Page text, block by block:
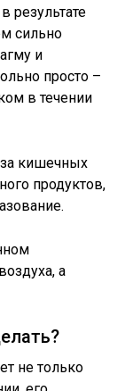
результате
сильно
и
просто –
в течении
кишечных
продуктов,
а
не только